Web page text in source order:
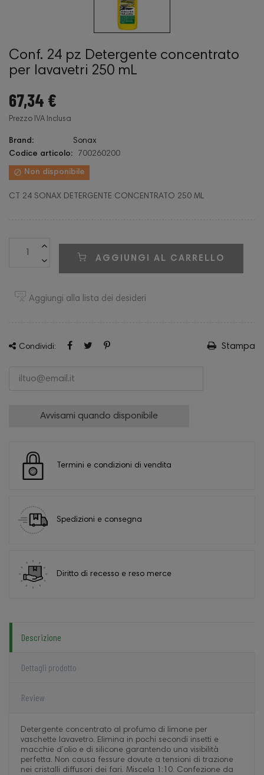
Conf. 24 pz Detergente concentrato
per lavavetri 250 mL
67,34 €
Prezzo IVA Inclusa
Brand:
Sonax
Codice articolo:
700260200
 Non disponibile
CT 24 SONAX DETERGENTE CONCENTRATO 250 ML
AGGIUNGI AL CARRELLO
Aggiungi alla lista dei desideri
Condividi:
Avvisami quando disponibile
Stampa
Termini e condizioni di vendita
Spedizioni e consegna
Diritto di recesso e reso merce
Descrizione
Dettagli prodotto
Review
Detergente concentrato al profumo di limone per
vaschette lavavetro. Elimina in pochi secondi insetti e
macchie d’olio e di silicone garantendo una visibilità
perfetta. Non causa fessure dovute a tensioni di trazione
nei cristalli diffusori dei fari. Miscela 1:10. Confezione da